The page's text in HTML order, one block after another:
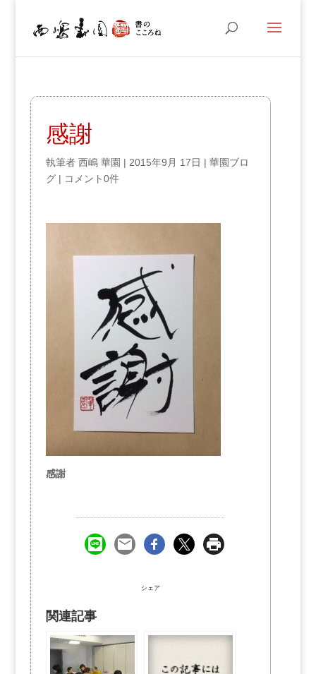
感謝
執筆者 西嶋 華園 | 2015年9月 17日 | 華園ブロ
グ| コメント0件
感謝
シェア
関連記事